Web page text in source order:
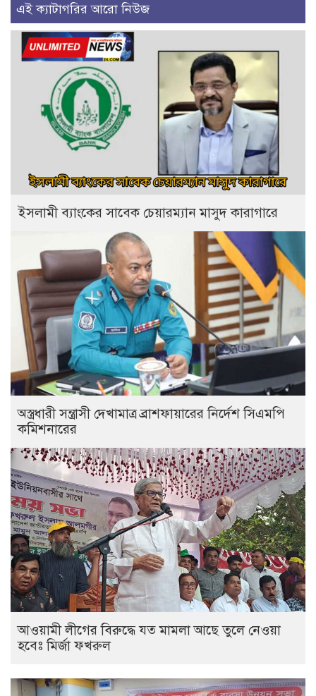
এই ক্যাটাগরির আরো নিউজ
ইসলামী ব্যাংকের সাবেক চেয়ারম্যান মাসুদ কারাগারে
অস্ত্রধারী সন্ত্রাসী দেখামাত্র ব্রাশফায়ারের নির্দেশ সিএমপি
কমিশনারের
আওয়ামী লীগের বিরুদ্ধে যত মামলা আছে তুলে নেওয়া
হবেঃ মির্জা ফখরুল